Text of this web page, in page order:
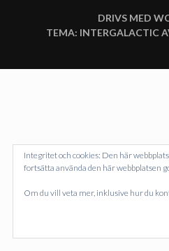
DRIVS MED
TEMA: INTERGALACTIC
Integritet och cookies: Den här
fortsätta använda den här webbplatsen
Om du vill veta mer, inklusive hur du